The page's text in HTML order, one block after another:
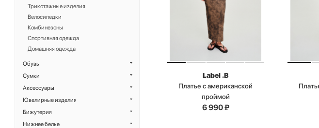
Label .B
Платье с американской
проймой
6 990₽
Трикотажные изделия
Велосипедки
Комбинезоны
Спортивная одежда
Домашняя одежда
Обувь
Сумки
Аксессуары
Ювелирные изделия
Бижутерия
Нижнее белье